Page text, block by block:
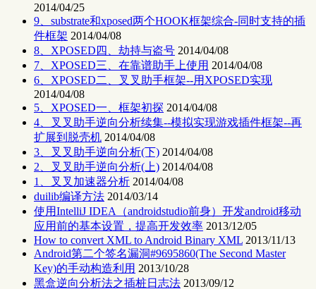
2014/04/25
9、substrate和xposed两个HOOK框架综合-同时支持的插
件框架 2014/04/08
8、XPOSED四、劫持与盗号 2014/04/08
7、XPOSED三、在靠谱助手上使用 2014/04/08
6、XPOSED二、叉叉助手框架--用XPOSED实现
2014/04/08
5、XPOSED一、框架初探 2014/04/08
4、叉叉助手逆向分析续集--模拟实现游戏插件框架--再
扩展到脱壳机 2014/04/08
3、叉叉助手逆向分析(下) 2014/04/08
2、叉叉助手逆向分析(上) 2014/04/08
1、叉叉加速器分析 2014/04/08
duilib编译方法 2014/03/14
使用IntelliJ IDEA（androidstudio前身）开发android移动
应用前的基本设置，提高开发效率 2013/12/05
How to convert XML to Android Binary XML 2013/11/13
Android第二个签名漏洞#9695860(The Second Master
Key)的手动构造利用 2013/10/28
黑盒逆向分析法之插桩日志法 2013/09/12